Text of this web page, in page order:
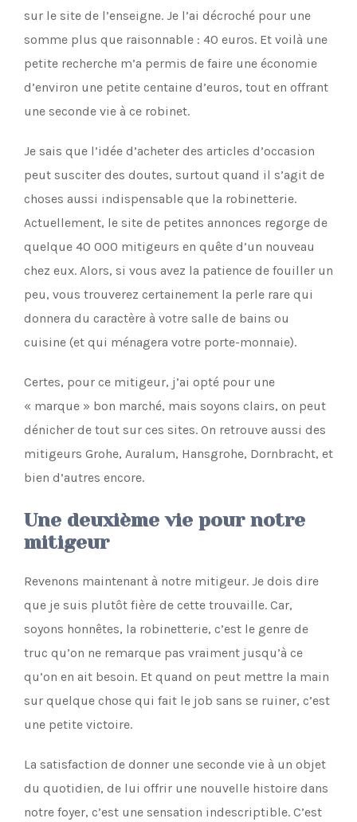
sur le site de l’enseigne. Je l’ai décroché pour une
somme plus que raisonnable : 40 euros. Et voilà une
petite recherche m’a permis de faire une économie
d’environ une petite centaine d’euros, tout en offrant
une seconde vie à ce robinet.
Je sais que l’idée d’acheter des articles d’occasion
peut susciter des doutes, surtout quand il s’agit de
choses aussi indispensable que la robinetterie.
Actuellement, le site de petites annonces regorge de
quelque 40 000 mitigeurs en quête d’un nouveau
chez eux. Alors, si vous avez la patience de fouiller un
peu, vous trouverez certainement la perle rare qui
donnera du caractère à votre salle de bains ou
cuisine (et qui ménagera votre porte-monnaie).
Certes, pour ce mitigeur, j’ai opté pour une
« marque » bon marché, mais soyons clairs, on peut
dénicher de tout sur ces sites. On retrouve aussi des
mitigeurs Grohe, Auralum, Hansgrohe, Dornbracht, et
bien d’autres encore.
Une deuxième vie pour notre
mitigeur
Revenons maintenant à notre mitigeur. Je dois dire
que je suis plutôt fière de cette trouvaille. Car,
soyons honnêtes, la robinetterie, c’est le genre de
truc qu’on ne remarque pas vraiment jusqu’à ce
qu’on en ait besoin. Et quand on peut mettre la main
sur quelque chose qui fait le job sans se ruiner, c’est
une petite victoire.
La satisfaction de donner une seconde vie à un objet
du quotidien, de lui offrir une nouvelle histoire dans
notre foyer, c’est une sensation indescriptible. C’est